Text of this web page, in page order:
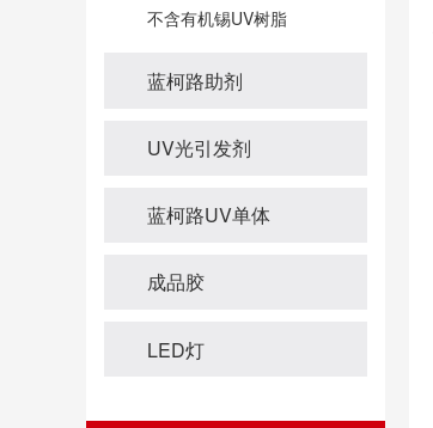
不含有机锡UV树脂
蓝柯路助剂
UV光引发剂
蓝柯路UV单体
成品胶
LED灯